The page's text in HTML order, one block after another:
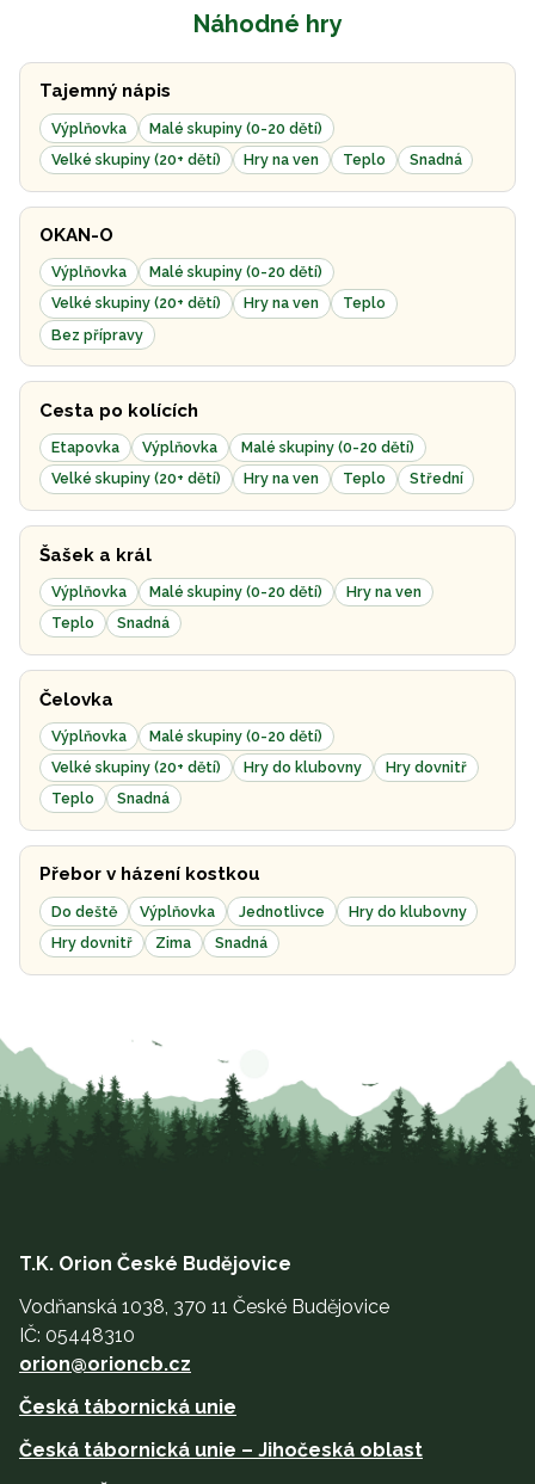
Náhodné hry
Tajemný nápis
Výplňovka
Malé skupiny (0-20 dětí)
Velké skupiny (20+ dětí)
Hry na ven Teplo Snadná
OKAN-O
Výplňovka
Malé skupiny (0-20 dětí)
Velké skupiny (20+ dětí)
Hry na ven
Teplo
Bez přípravy
Cesta po kolících
Etapovka Výplňovka
Malé skupiny (0-20 dětí)
Velké skupiny (20+ dětí)
Hry na ven Teplo Střední
Šašek a král
Výplňovka Malé skupiny (0-20 dětí)
Hry na ven
Teplo
Snadná
Čelovka
Výplňovka
Malé skupiny (0-20 dětí)
Velké skupiny (20+ dětí)
Hry do klubovny
Hry dovnitř
Teplo
Snadná
Přebor v házení kostkou
Do deště Výplňovka Jednotlivce
Hry do klubovny
Hry dovnitř
Zima Snadná
T.K. Orion České Budějovice
Vodňanská 1038, 370 11 České Budějovice
IČ: 05448310
orion@orioncb.cz
Česká tábornická unie
Česká tábornická unie – Jihočeská oblast